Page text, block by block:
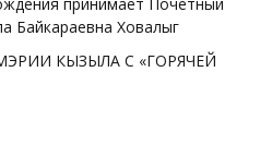
Байкараевна Ховалыг
КЫЗЫЛА С «ГОРЯЧЕЙ